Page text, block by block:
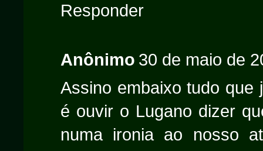
Responder
Anônimo 30 de maio de
Assino embaixo tudo
é ouvir o Lugano dizer
numa ironia ao nosso